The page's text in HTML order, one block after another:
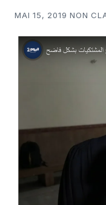
MAI 15, 2019 NON